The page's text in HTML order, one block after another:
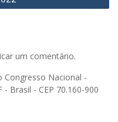
um comentário.
Congresso Nacional -
Brasil - CEP 70.160-900